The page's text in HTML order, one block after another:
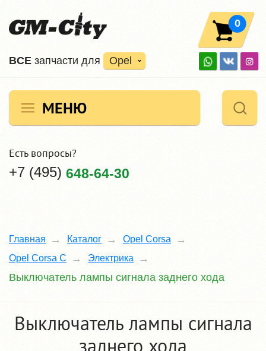
ВCE запчасти для Opel
0
МЕНЮ
Есть вопросы?
+7 (495) 648-64-30
Главная Каталог
Opel Corsa
Opel Corsa C
Электрика
Выключатель лампы сигнала заднего хода
Выключатель лампы сигнала
заднего хода